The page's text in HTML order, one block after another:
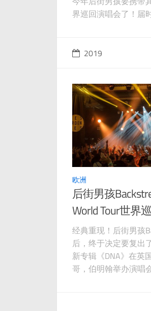
界巡回演唱会了！届
来！！！ 图源：官宣
矶
2019
欧洲
后街男孩
World Tour世界
经典重现！后街男孩
后，终于决定要复出
新专辑《DNA》在英
哥，伯明翰举办演唱